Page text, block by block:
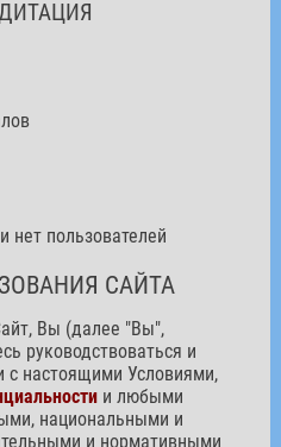
нет пользователей
САЙТА
Вы (далее "Вы",
руководствоваться и
с настоящими Условиями,
и любыми
национальными и
и нормативными